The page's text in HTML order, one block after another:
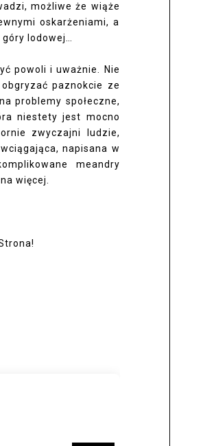
możliwe że wiąże
oskarżeniami, a
lodowej…
powoli i uważnie. Nie
paznokcie ze
problemy społeczne,
niestety jest mocno
zwyczajni ludzie,
napisana w
meandry
więcej.